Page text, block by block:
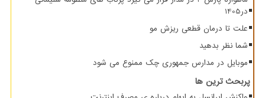
در1405
علت تا درمان قطعی ریزش مو
شما نظر بدهید
موبایل در مدارس جمهوری چک ممنوع می شود
پربحث ترین ها